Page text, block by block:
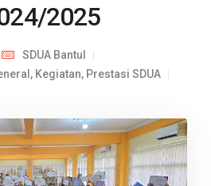
2025
SDUA Bantul
, Kegiatan, Prestasi SDUA